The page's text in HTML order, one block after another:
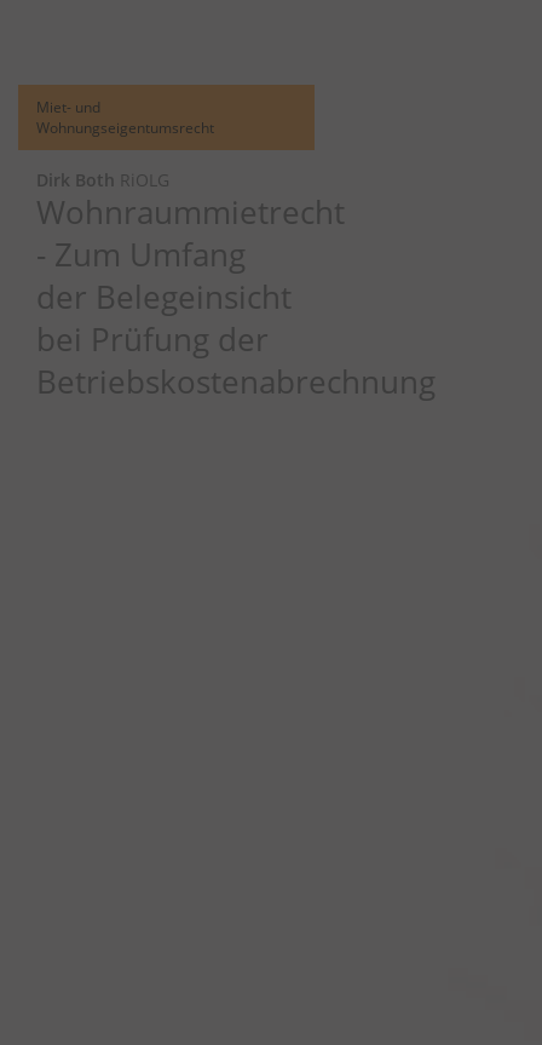
Miet- und
Wohnungseigentumsrecht
Dirk Both RiOLG
Wohnraummietrecht
- Zum Umfang
der Belegeinsicht
bei Prüfung der
Betriebskostenabrechnung